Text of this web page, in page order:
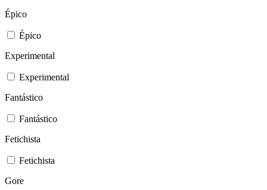
Épico
Épico
Experimental
Experimental
Fantástico
Fantástico
Fetichista
Fetichista
Gore